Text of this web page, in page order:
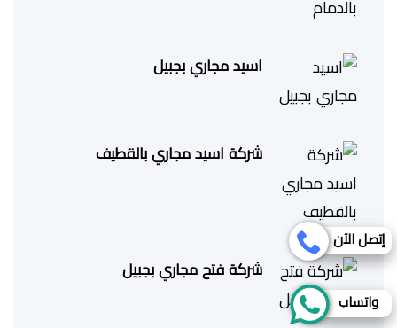
اسيد مجاري بجبيل
شركة اسيد مجاري بالقطيف
شركة فتح مجاري بجبيل
إتصل الآن
واتساب